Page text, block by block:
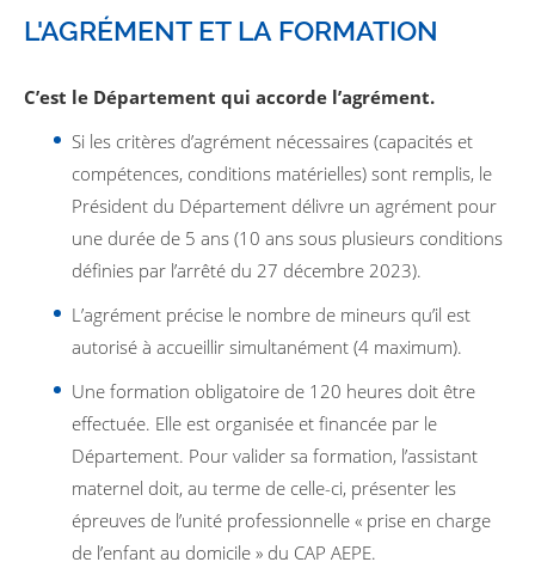
L'AGRÉMENT ET LA FORMATION
C’est le Département qui accorde l’agrément.
Si les critères d’agrément nécessaires (capacités et
compétences, conditions matérielles) sont remplis, le
Président du Département délivre un agrément pour
une durée de 5 ans (10 ans sous plusieurs conditions
définies par l’arrêté du 27 décembre 2023).
L’agrément précise le nombre de mineurs qu’il est
autorisé à accueillir simultanément (4 maximum).
Une formation obligatoire de 120 heures doit être
effectuée. Elle est organisée et financée par le
Département. Pour valider sa formation, l’assistant
maternel doit, au terme de celle-ci, présenter les
épreuves de l’unité professionnelle « prise en charge
de l’enfant au domicile » du CAP AEPE.